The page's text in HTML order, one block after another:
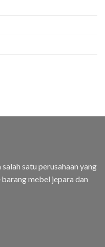
satu perusahaan yang
mebel jepara dan